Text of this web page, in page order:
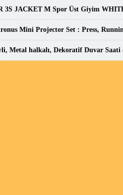
3S JACKET M Spor Üst Giyim